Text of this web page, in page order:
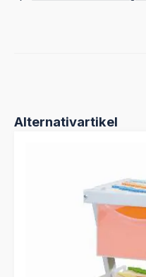
Produktgalerie überspringen
Alternativartikel